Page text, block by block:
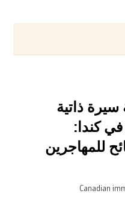
سيرة ذاتية
كندا:
للمهاجرين
Canadian